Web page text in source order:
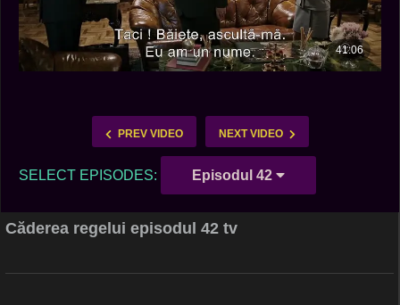
PREV VIDEO NEXT VIDEO
SELECT EPISODES: Episodul 42
Căderea regelui episodul 42 tv